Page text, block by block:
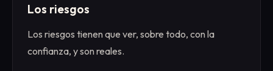
Los riesgos
Los riesgos tienen que ver, sobre todo, con la
confianza, y son reales.